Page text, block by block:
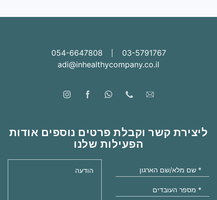
03-5791767
054-6647808
adi@inhealthycompany.co.il
ליצירת קשר וקבלת פרטים נוספים אודות
הפעילות שלנו